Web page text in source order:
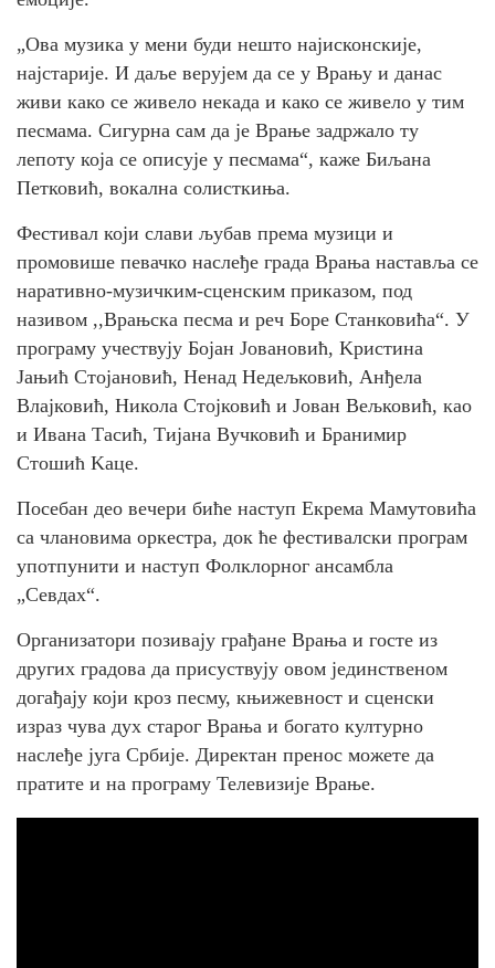
„Ова музика у мени буди нешто најисконскије,
најстарије. И даље верујем да се у Врању и данас
живи како се живело некада и како се живело у тим
песмама. Сигурна сам да је Врање задржало ту
лепоту која се описује у песмама“, каже Биљана
Петковић, вокална солисткиња.
Фестивал који слави љубав према музици и
промовише певачко наслеђе града Врања наставља се
наративно-музичким-сценским приказом, под
називом ,,Врањска песма и реч Боре Станковића“. У
програму учествују Бојан Јовановић, Kристина
Јањић Стојановић, Ненад Недељковић, Анђела
Влајковић, Никола Стојковић и Јован Вељковић, као
и Ивана Тасић, Тијана Вучковић и Бранимир
Стошић Kаце.
Посебан део вечери биће наступ Екрема Мамутовића
са члановима оркестра, док ће фестивалски програм
употпунити и наступ Фолклорног ансамбла
„Севдах“.
Организатори позивају грађане Врања и госте из
других градова да присуствују овом јединственом
догађају који кроз песму, књижевност и сценски
израз чува дух старог Врања и богато културно
наслеђе југа Србије. Директан пренос можете да
пратите и на програму Телевизије Врање.